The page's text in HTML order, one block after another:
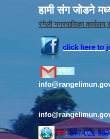
हामी संग जोडने
रंगेली नगरपालिका
click here to
इमेल:
फोन:977-021